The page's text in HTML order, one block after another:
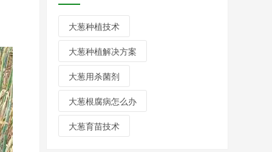
大葱种植技术
大葱种植解决方案
大葱用杀菌剂
大葱根腐病怎么办
大葱育苗技术